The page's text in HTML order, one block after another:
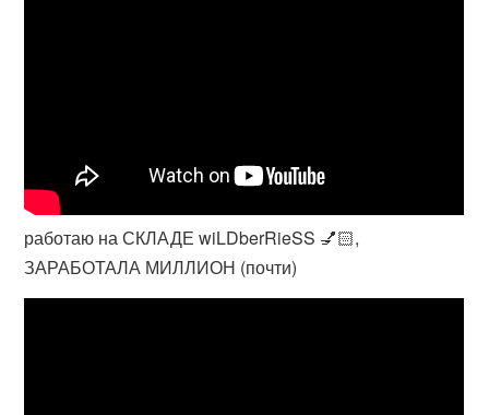
работаю на СКЛАДЕ wiLDberRieSS 💅🏻,
ЗАРАБОТАЛА МИЛЛИОН (почти)